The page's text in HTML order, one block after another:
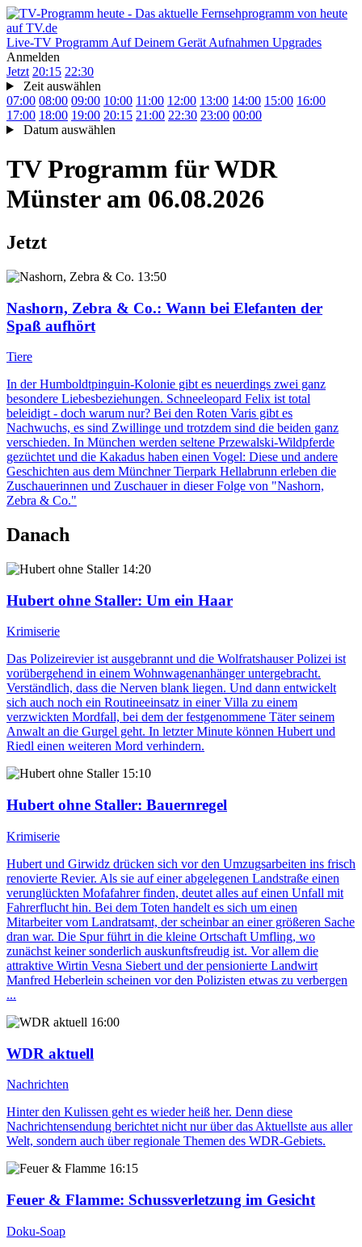
Live-TV Programm Auf Deinem Gerät Aufnahmen Upgrades
Anmelden
Jetzt 20:15 22:30
Zeit auswählen
07:00 08:00 09:00 10:00 11:00 12:00 13:00 14:00 15:00 16:00
17:00 18:00 19:00 20:15 21:00 22:30 23:00 00:00
Datum auswählen
TV Programm fürWDR
Münster am 06.08.2026
Jetzt
13:50
Nashorn, Zebra & Co.: Wann bei Elefanten der
Spaß aufhört
Tiere
In der Humboldtpinguin-Kolonie gibt es neuerdings zwei ganz
besondere Liebesbeziehungen. Schneeleopard Felix ist total
beleidigt - doch warum nur? Bei den Roten Varis gibt es
Nachwuchs, es sind Zwillinge und trotzdem sind die beiden ganz
verschieden. In München werden seltene Przewalski-Wildpferde
gezüchtet und die Kakadus haben einen Vogel: Diese und andere
Geschichten aus dem Münchner Tierpark Hellabrunn erleben die
Zuschauerinnen und Zuschauer in dieser Folge von "Nashorn,
Zebra & Co."
Danach
14:20
Hubert ohne Staller: Um ein Haar
Krimiserie
Das Polizeirevier ist ausgebrannt und die Wolfratshauser Polizei ist
vorübergehend in einem Wohnwagenanhänger untergebracht.
Verständlich, dass die Nerven blank liegen. Und dann entwickelt
sich auch noch ein Routineeinsatz in einer Villa zu einem
verzwickten Mordfall, bei dem der festgenommene Täter seinem
Anwalt an die Gurgel geht. In letzter Minute können Hubert und
Riedl einen weiteren Mord verhindern.
15:10
Hubert ohne Staller: Bauernregel
Krimiserie
Hubert und Girwidz drücken sich vor den Umzugsarbeiten ins frisch
renovierte Revier. Als sie auf einer abgelegenen Landstraße einen
verunglückten Mofafahrer finden, deutet alles auf einen Unfall mit
Fahrerflucht hin. Bei dem Toten handelt es sich um einen
Mitarbeiter vom Landratsamt, der scheinbar an einer größeren Sache
dran war. Die Spur führt in die kleine Ortschaft Umfling, wo
zunächst keiner sonderlich auskunftsfreudig ist. Vor allem die
attraktive Wirtin Vesna Siebert und der pensionierte Landwirt
Manfred Heberlein scheinen vor den Polizisten etwas zu verbergen
...
16:00
WDR aktuell
Nachrichten
Hinter den Kulissen geht es wieder heiß her. Denn diese
Nachrichtensendung berichtet nicht nur über das Aktuellste aus aller
Welt, sondern auch über regionale Themen des WDR-Gebiets.
16:15
Feuer & Flamme: Schussverletzung im Gesicht
Doku-Soap